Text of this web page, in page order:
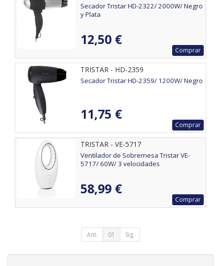
Secador Tristar HD-2322/ 2000W/ Negro
y Plata
12,50 €
Comprar
TRISTAR - HD-2359
Secador Tristar HD-2359/ 1200W/ Negro
11,75 €
Comprar
TRISTAR - VE-5717
Ventilador de Sobremesa Tristar VE-
5717/ 60W/ 3 velocidades
58,99 €
Comprar
Ant. 01 Sig.